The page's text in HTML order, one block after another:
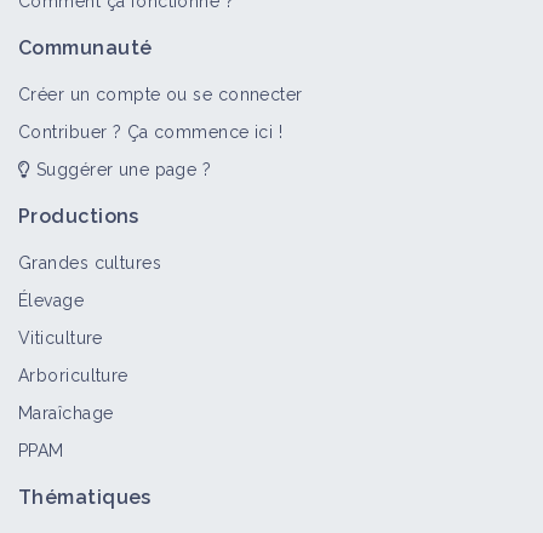
Fiche technique
Pratiquer le désherbage mécanique
Communauté
Créer un compte ou se connecter
Contribuer ? Ça commence ici !
Suggérer une page ?
Productions
Grandes cultures
Élevage
Viticulture
Arboriculture
Maraîchage
PPAM
Thématiques